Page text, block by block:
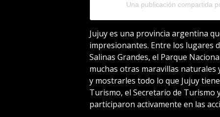
Una publicación compartida
Jujuy es una provincia argentina
impresionantes. Entre los lugares
Salinas Grandes, el Parque
muchas otras maravillas
y mostrarles todo lo que Jujuy
Turismo, el Secretario de Turismo
participaron activamente en las